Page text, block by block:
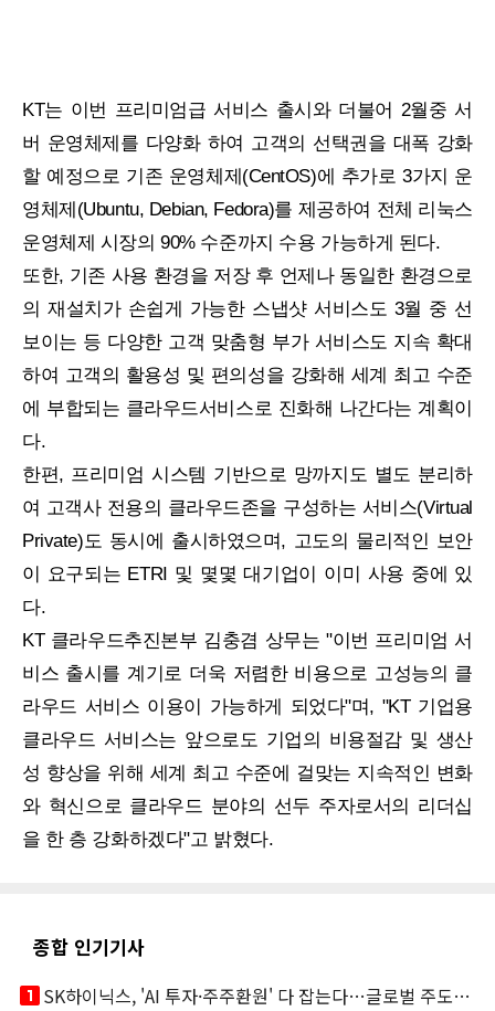
KT는 이번 프리미엄급 서비스 출시와 더불어 2월중 서
버 운영체제를 다양화 하여 고객의 선택권을 대폭 강화
할 예정으로 기존 운영체제(CentOS)에 추가로 3가지 운
영체제(Ubuntu, Debian, Fedora)를 제공하여 전체 리눅스
운영체제 시장의 90% 수준까지 수용 가능하게 된다.
또한, 기존 사용 환경을 저장 후 언제나 동일한 환경으로
의 재설치가 손쉽게 가능한 스냅샷 서비스도 3월 중 선
보이는 등 다양한 고객 맞춤형 부가 서비스도 지속 확대
하여 고객의 활용성 및 편의성을 강화해 세계 최고 수준
에 부합되는 클라우드서비스로 진화해 나간다는 계획이
다.
한편, 프리미엄 시스템 기반으로 망까지도 별도 분리하
여 고객사 전용의 클라우드존을 구성하는 서비스(Virtual
Private)도 동시에 출시하였으며, 고도의 물리적인 보안
이 요구되는 ETRI 및 몇몇 대기업이 이미 사용 중에 있
다.
KT 클라우드추진본부 김충겸 상무는 "이번 프리미엄 서
비스 출시를 계기로 더욱 저렴한 비용으로 고성능의 클
라우드 서비스 이용이 가능하게 되었다"며, "KT 기업용
클라우드 서비스는 앞으로도 기업의 비용절감 및 생산
성 향상을 위해 세계 최고 수준에 걸맞는 지속적인 변화
와 혁신으로 클라우드 분야의 선두 주자로서의 리더십
을 한 층 강화하겠다"고 밝혔다.
종합 인기기사
looks_one
SK하이닉스, 'AI 투자·주주환원' 다 잡는다…글로벌 주도권 굳히기